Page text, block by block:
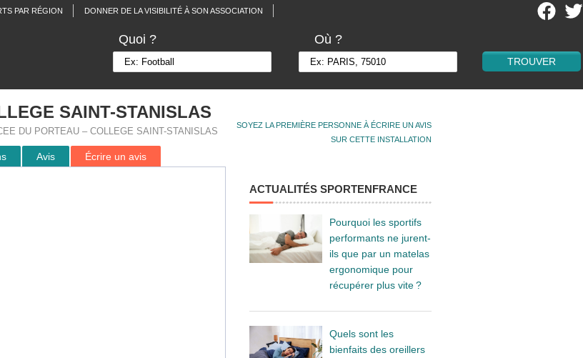
PAR RÉGION DONNER DE LA VISIBILITÉ À SON ASSOCIATION
Quoi ? Où ?
SOYEZ LA PREMIÈRE PERSONNE À ÉCRIRE UN AVIS
SUR CETTE INSTALLATION
SAINT-STANISLAS
DU PORTEAU – COLLEGE SAINT-STANISLAS
Avis Écrire un avis
ACTUALITÉS SPORTENFRANCE
Pourquoi les sportifs
performants ne jurent-
ils que par un matelas
ergonomique pour
récupérer plus vite ?
Quels sont les
bienfaits des oreillers